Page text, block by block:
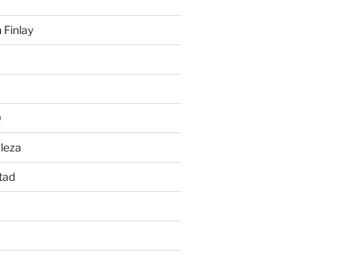
Finlay